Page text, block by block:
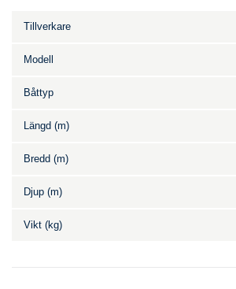
Tillverkare
Modell
Båttyp
Längd (m)
Bredd (m)
Djup (m)
Vikt (kg)